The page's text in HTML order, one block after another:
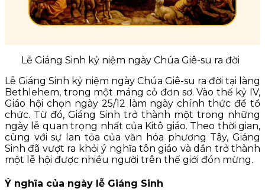
Lễ Giáng Sinh kỷ niệm ngày Chúa Giê-su ra đời
Lễ Giáng Sinh kỷ niệm ngày Chúa Giê-su ra đời tại làng
Bethlehem, trong một máng cỏ đơn sơ. Vào thế kỷ IV,
Giáo hội chọn ngày 25/12 làm ngày chính thức để tổ
chức. Từ đó, Giáng Sinh trở thành một trong những
ngày lễ quan trọng nhất của Kitô giáo. Theo thời gian,
cùng với sự lan tỏa của văn hóa phương Tây, Giáng
Sinh đã vượt ra khỏi ý nghĩa tôn giáo và dần trở thành
một lễ hội được nhiều người trên thế giới đón mừng.
Ý nghĩa của ngày lễ Giáng Sinh